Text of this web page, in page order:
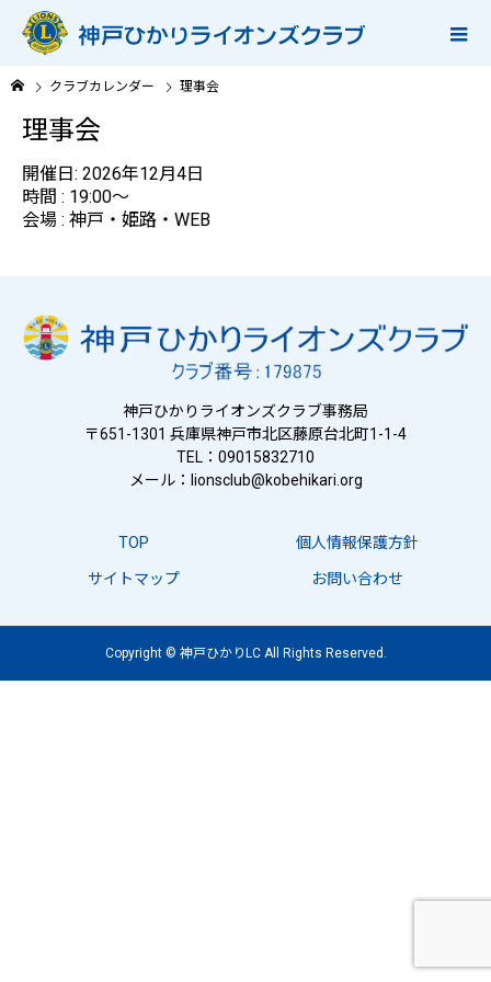
クラブカレンダー 理事会
理事会
開催日: 2026年12月4日
時間 : 19:00～
会場 : 神戸・姫路・WEB
神戸ひかりライオンズクラブ事務局
〒651-1301 兵庫県神戸市北区藤原台北町1-1-4
TEL：09015832710
メール： lionsclub@kobehikari.org
TOP 個人情報保護方針
サイトマップ お問い合わせ
Copyright © 神戸ひかりLC All Rights Reserved.